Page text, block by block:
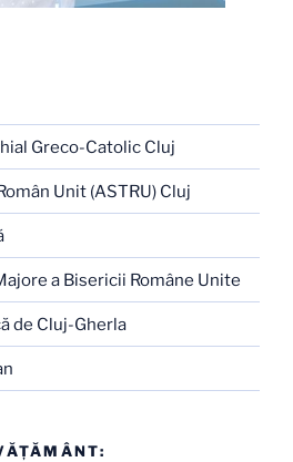
Greco-Catolic Cluj
Unit (ASTRU) Cluj
a Bisericii Române Unite
de Cluj-Gherla